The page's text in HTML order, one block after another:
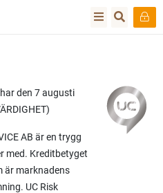
den 7 augusti
AB är en trygg
med. Kreditbetyget
är marknadens
UC Risk